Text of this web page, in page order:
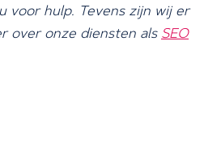
voor hulp. Tevens zijn wij er
over onze diensten als SEO